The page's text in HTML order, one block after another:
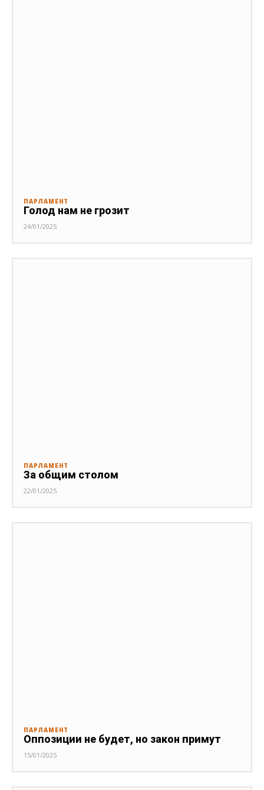
ПАРЛАМЕНТ
Голод нам не грозит
24/01/2025
ПАРЛАМЕНТ
За общим столом
22/01/2025
ПАРЛАМЕНТ
Оппозиции не будет, но закон примут
15/01/2025